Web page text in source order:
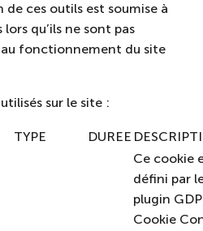
ces outils est soumise à
qu’ils ne sont pas
fonctionnement du site
sur le site :
TYPE DUREE
Ce cookie
défini par
plugin
Cookie